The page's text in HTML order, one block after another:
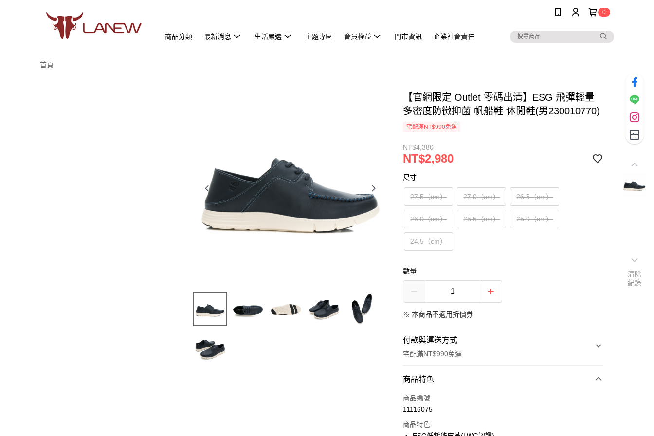
0
商品分類 最新消息 生活嚴選 主題專區 會員權益 門市資訊 企業社會責任
首頁
【官網限定 Outlet 零碼出清】ESG 飛彈輕量
多密度防黴抑菌 帆船鞋 休閒鞋(男230010770)
宅配滿NT$990免運
NT$4,380
NT$2,980
尺寸
27.5（cm） 27.0（cm） 26.5（cm）
26.0（cm） 25.5（cm） 25.0（cm）
24.5（cm）
數量
※ 本商品不適用折價券
付款與運送方式
宅配滿NT$990免運
付款方式
信用卡一次付款
Apple Pay
商品特色
商品編號
11116075
商品特色
清除
紀錄